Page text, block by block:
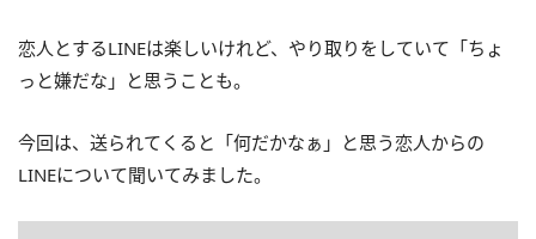
恋人とするLINEは楽しいけれど、やり取りをしていて「ちょ
っと嫌だな」と思うことも。
今回は、送られてくると「何だかなぁ」と思う恋人からの
LINEについて聞いてみました。